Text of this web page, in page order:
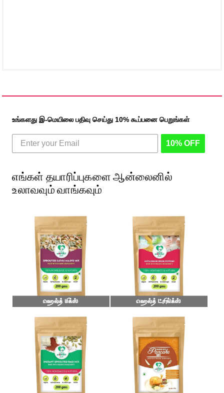
உங்களது இ-மெயிலை பதிவு செய்து 10% கூப்பனை பெறுங்கள்
10% OFF
எங்கள் தயாரிப்புகளை ஆன்லைனில்
உலாவவும் வாங்கவும்